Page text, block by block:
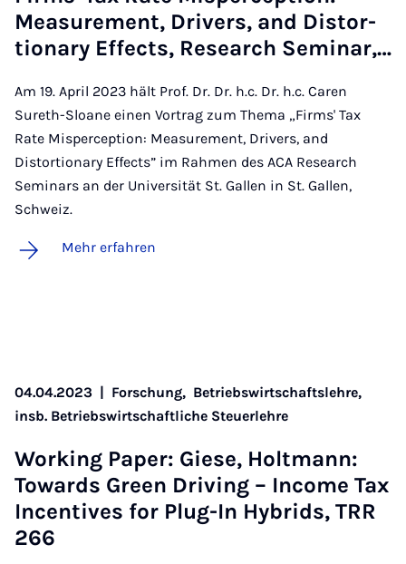
Mea­su­re­ment, Dri­vers, and Dis­tor­
ti­o­na­ry Ef­fects, Re­sea­rch Se­mi­nar,…
Am 19. April 2023 hält Prof. Dr. Dr. h.c. Dr. h.c. Caren
Sureth-Sloane einen Vortrag zum Thema „Firms' Tax
Rate Misperception: Measurement, Drivers, and
Distortionary Effects” im Rahmen des ACA Research
Seminars an der Universität St. Gallen in St. Gallen,
Schweiz.
Mehr erfahren
04.04.2023 | Forschung, Betriebswirtschaftslehre,
insb. Betriebswirtschaftliche Steuerlehre
Wor­king Pa­per: Gie­se, Holt­mann:
To­wards Green Dri­ving – In­co­me Tax
In­cen­ti­ves for Plug-In Hy­brids, TRR
266